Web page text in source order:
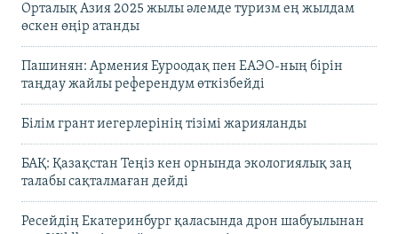
Орталық Азия 2025 жылы әлемде туризм ең жылдам
өскен өңір атанды
Пашинян: Армения Еуроодақ пен ЕАЭО-ның бірін
таңдау жайлы референдум өткізбейді
Білім грант иегерлерінің тізімі жарияланды
БАҚ: Қазақстан Теңіз кен орнында экологиялық заң
талабы сақталмаған дейді
Ресейдің Екатеринбург қаласында дрон шабуылынан